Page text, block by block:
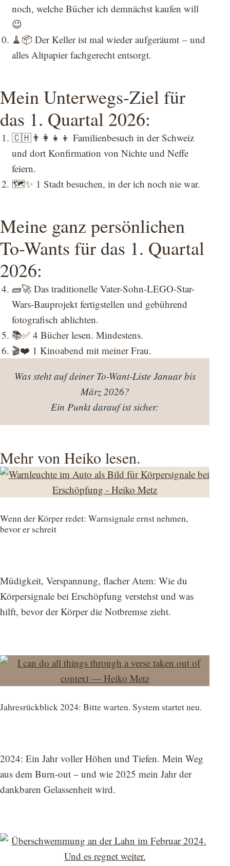
noch, welche Bücher ich demnächst kaufen will
😉
🧹📦 Der Keller ist mal wieder aufgeräumt – und
alles Altpapier fachgerecht entsorgt.
Mein Unterwegs-Ziel für
das 1. Quartal 2026:
🇨🇭👨‍👩‍👧‍👦 Familienbesuch in der Schweiz
und dort Konfirmation von Nichte und Neffe
feiern.
🗺️✨ 1 Stadt besuchen, in der ich noch nie war.
Meine ganz persönlichen
To-Wants für das 1. Quartal
2026:
🧱🚀 Das traditionelle Vater-Sohn-LEGO-Star-
Wars-Bauprojekt fertigstellen und gebührend
fotografisch ablichten.
📚✅ 4 Bücher lesen. Mindestens.
🎬❤️ 1 Kinoabend mit meiner Frau.
Was steht auf deiner To-Want-Liste Januar bis
März 2026?
Ein Punkt darauf ist sicher:
Mehr von Heiko lesen.
Wenn der Körper redet: Warnsignale ernst nehmen,
bevor er schreit
Müdigkeit, Verspannung, flacher Atem: Wie du
Körpersignale bei Erschöpfung verstehst und was
hilft, bevor der Körper die Notbremse zieht.
Jahresrückblick 2024: Bitte warten. System startet neu.
2024: Ein Jahr voller Höhen und Tiefen. Mein Weg
aus dem Burn-out – und wie 2025 mein Jahr der
dankbaren Gelassenheit wird.